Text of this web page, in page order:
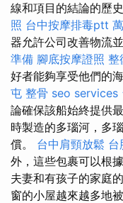
線和項目的結論的歷
照 台中按摩排毒ptt
器允許公司改善物流
準備 腳底按摩證照 整
好者能夠享受他們的
屯 整骨 seo services
論確保該船始終提供
時製造的多瑙河，多
償。 台中肩頸放鬆 台
外，這些包裹可以根
夫妻和有孩子的家庭
窗的小屋越來越多地